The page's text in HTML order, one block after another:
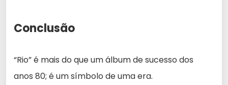
Conclusão
“Rio” é mais do que um álbum de sucesso dos
anos 80; é um símbolo de uma era.